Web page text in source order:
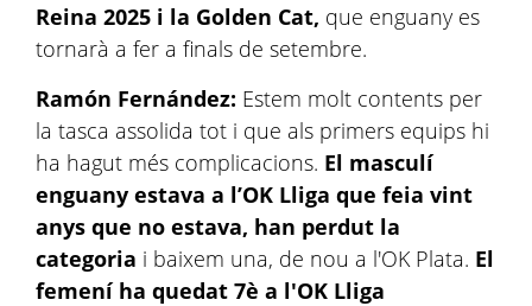
Reina 2025 i la Golden Cat, que enguany es
tornarà a fer a finals de setembre.
Ramón Fernández: Estem molt contents per
la tasca assolida tot i que als primers equips hi
ha hagut més complicacions. El masculí
enguany estava a l’OK Lliga que feia vint
anys que no estava, han perdut la
categoria i baixem una, de nou a l'OK Plata. El
femení ha quedat 7è a l'OK Lliga